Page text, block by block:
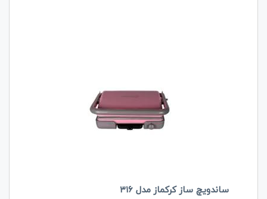
ساندویچ ساز کرکماز مدل ۳۱۶